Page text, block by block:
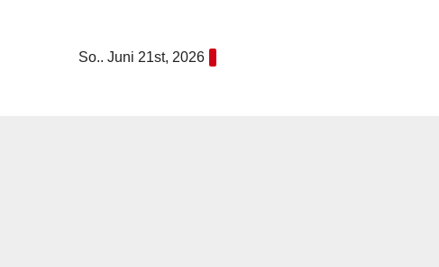
So.. Juni 21st, 2026